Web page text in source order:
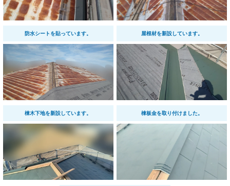
防水シートを貼っています。 屋根材を新設しています。
棟木下地を新設しています。 棟板金を取り付けました。